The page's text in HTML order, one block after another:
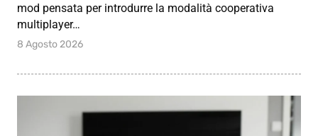
mod pensata per introdurre la modalità cooperativa
multiplayer…
8 Agosto 2026